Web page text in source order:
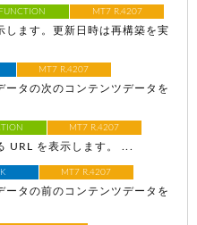
FUNCTION MT7 R.4207
します。更新日時は再構築を実
MT7 R.4207
タの次のコンテンツデータを
MT7 R.4207
URL を表示します。 ...
MT7 R.4207
タの前のコンテンツデータを